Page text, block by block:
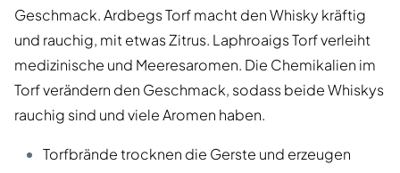
Geschmack. Ardbegs Torf macht den Whisky kräftig
und rauchig, mit etwas Zitrus. Laphroaigs Torf verleiht
medizinische und Meeresaromen. Die Chemikalien im
Torf verändern den Geschmack, sodass beide Whiskys
rauchig sind und viele Aromen haben.
Torfbrände trocknen die Gerste und erzeugen